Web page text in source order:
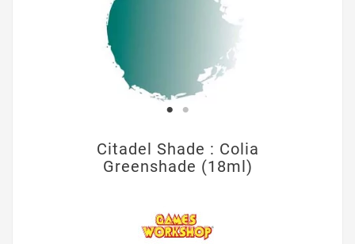
Citadel Shade : Colia
Greenshade (18ml)